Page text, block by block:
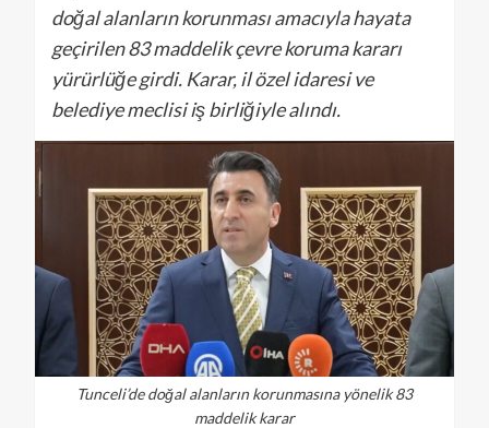
doğal alanların korunması amacıyla hayata
geçirilen 83 maddelik çevre koruma kararı
yürürlüğe girdi. Karar, il özel idaresi ve
belediye meclisi iş birliğiyle alındı.
Tunceli’de doğal alanların korunmasına yönelik 83
maddelik karar